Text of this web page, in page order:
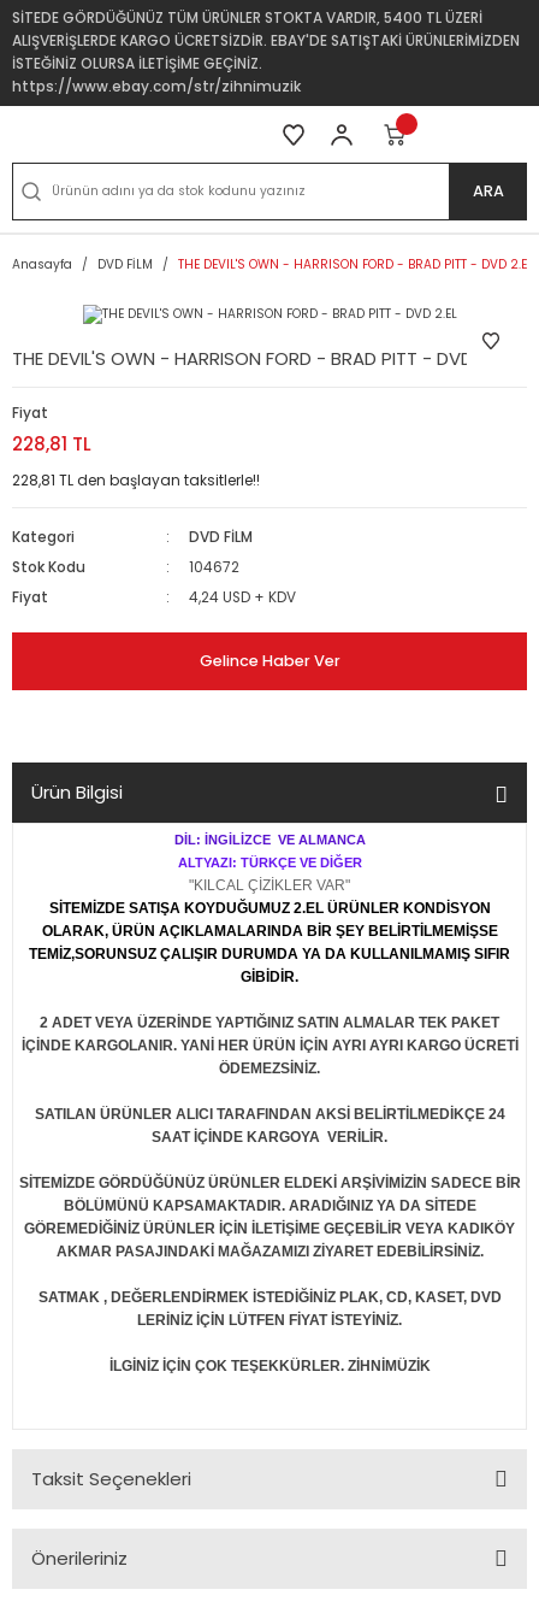
SİTEDE GÖRDÜĞÜNÜZ TÜM ÜRÜNLER STOKTA VARDIR, 5400 TL ÜZERİ
ALIŞVERİŞLERDE KARGO ÜCRETSİZDİR. EBAY'DE SATIŞTAKİ ÜRÜNLERİMİZDEN
İSTEĞİNİZ OLURSA İLETİŞİME GEÇİNİZ.
https://www.ebay.com/str/zihnimuzik
ARA
Anasayfa DVD FİLM THE DEVIL'S OWN - HARRISON FORD - BRAD PITT - DVD 2.EL
THE DEVIL'S OWN - HARRISON FORD - BRAD PITT - DVD 2.EL
Fiyat
228,81 TL
228,81 TL den başlayan taksitlerle!!
Kategori
DVD FİLM
Stok Kodu
104672
Fiyat
4,24 USD + KDV
Gelince Haber Ver
Ürün Bilgisi
DİL: İNGİLİZCE VE ALMANCA
ALTYAZI: TÜRKÇE VE DİĞER
"KILCAL ÇİZİKLER VAR"
SİTEMİZDE SATIŞA KOYDUĞUMUZ 2.EL ÜRÜNLER KONDİSYON
OLARAK, ÜRÜN AÇIKLAMALARINDA BİR ŞEY BELİRTİLMEMİŞSE
TEMİZ,SORUNSUZ ÇALIŞIR DURUMDA YA DA KULLANILMAMIŞ SIFIR
GİBİDİR.
2 ADET VEYA ÜZERİNDE YAPTIĞINIZ SATIN ALMALAR TEK PAKET
İÇİNDE KARGOLANIR. YANİ HER ÜRÜN İÇİN AYRI AYRI KARGO ÜCRETİ
ÖDEMEZSİNİZ.
SATILAN ÜRÜNLER ALICI TARAFINDAN AKSİ BELİRTİLMEDİKÇE 24
SAAT İÇİNDE KARGOYA VERİLİR.
SİTEMİZDE GÖRDÜĞÜNÜZ ÜRÜNLER ELDEKİ ARŞİVİMİZİN SADECE BİR
BÖLÜMÜNÜ KAPSAMAKTADIR. ARADIĞINIZ YA DA SİTEDE
GÖREMEDİĞİNİZ ÜRÜNLER İÇİN İLETİŞİME GEÇEBİLİR VEYA KADIKÖY
AKMAR PASAJINDAKİ MAĞAZAMIZI ZİYARET EDEBİLİRSİNİZ.
SATMAK , DEĞERLENDİRMEK İSTEDİĞİNİZ PLAK, CD, KASET, DVD
LERİNİZ İÇİN LÜTFEN FİYAT İSTEYİNİZ.
İLGİNİZ İÇİN ÇOK TEŞEKKÜRLER. ZİHNİMÜZİK
Taksit Seçenekleri
Önerileriniz